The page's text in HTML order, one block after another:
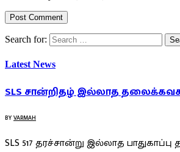
Search for:
Latest News
SLS சான்றிதழ் இல்லாத
BYVARMAH
SLS 517 தரச்சான்று இல்லாத